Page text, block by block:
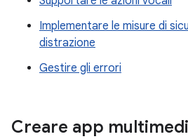
Implementare le misure di
distrazione
Gestire gli errori
Creare app